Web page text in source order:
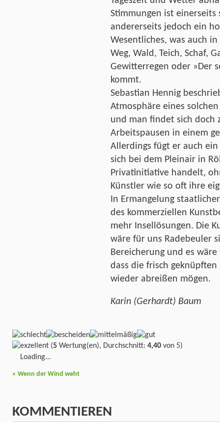
Stimmungen ist
andererseits jedoch ein
Wesentliches, was auch
Weg, Wald, Teich, Schaf,
Gewitterregen oder »Der
kommt.
Sebastian Hennig
Atmosphäre eines
und man findet sich doch
Arbeitspausen in einem
Allerdings fügt er auch
sich bei dem Pleinair in
Privatinitiative handelt,
Künstler wie so oft ihre
In Ermangelung
des kommerziellen
mehr Insellösungen. Die
wäre für uns Radebeuler
Bereicherung und es
dass die frisch
wieder abreißen mögen.
Karin (Gerhardt) Baum
(5 Wertung(en), Durchschnitt: 4,40 von 5)
Loading...
« Wenn der Wind weht
KOMMENTIEREN